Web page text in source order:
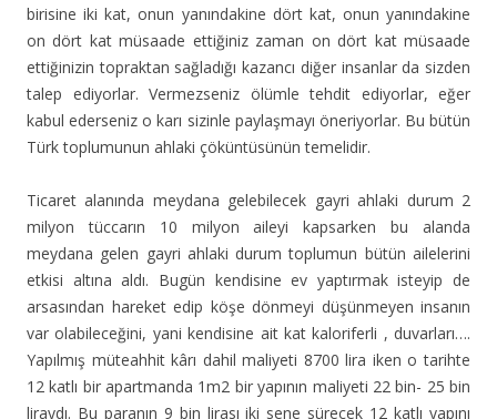
birisine iki kat, onun yanındakine dört kat, onun yanındakine
on dört kat müsaade ettiğiniz zaman on dört kat müsaade
ettiğinizin topraktan sağladığı kazancı diğer insanlar da sizden
talep ediyorlar. Vermezseniz ölümle tehdit ediyorlar, eğer
kabul ederseniz o karı sizinle paylaşmayı öneriyorlar. Bu bütün
Türk toplumunun ahlaki çöküntüsünün temelidir.
Ticaret alanında meydana gelebilecek gayri ahlaki durum 2
milyon tüccarın 10 milyon aileyi kapsarken bu alanda
meydana gelen gayri ahlaki durum toplumun bütün ailelerini
etkisi altına aldı. Bugün kendisine ev yaptırmak isteyip de
arsasından hareket edip köşe dönmeyi düşünmeyen insanın
var olabileceğini, yani kendisine ait kat kaloriferli , duvarları….
Yapılmış müteahhit kârı dahil maliyeti 8700 lira iken o tarihte
12 katlı bir apartmanda 1m2 bir yapının maliyeti 22 bin- 25 bin
liraydı. Bu paranın 9 bin lirası iki sene sürecek 12 katlı yapını